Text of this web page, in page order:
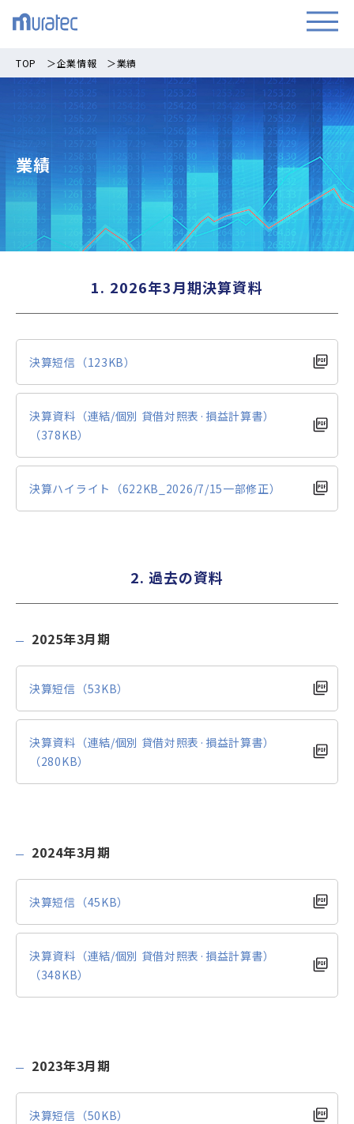
TOP ＞企業情報 ＞業績
業績
1. 2026年3月期決算資料
決算短信（123KB）
決算資料（連結/個別 貸借対照表·損益計算書）
（378KB）
決算ハイライト（622KB_2026/7/15一部修正）
2. 過去の資料
2025年3月期
決算短信（53KB）
決算資料（連結/個別 貸借対照表·損益計算書）
（280KB）
2024年3月期
決算短信（45KB）
決算資料（連結/個別 貸借対照表·損益計算書）
（348KB）
2023年3月期
決算短信（50KB）